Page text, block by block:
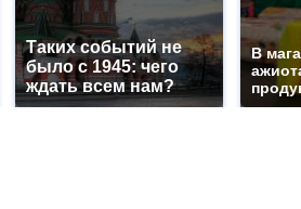
Таких событий не
было с 1945: чего
ждать всем нам?
В